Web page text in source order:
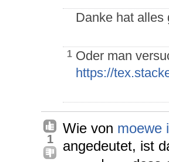
Danke hat alles
1 Oder man
https://
1
Wie von moewe
angedeutet, ist